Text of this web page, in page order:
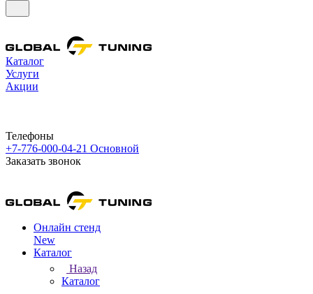
Каталог
Услуги
Акции
Телефоны
+7-776-000-04-21 Основной
Заказать звонок
Онлайн стенд
New
Каталог
Назад
Каталог